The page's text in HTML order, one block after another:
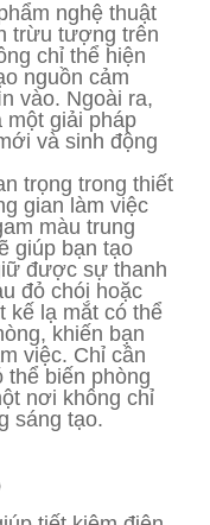
nghệ thuật
trừu tượng trên
chỉ thể hiện
nguồn cảm
vào. Ngoài ra,
một giải pháp
và sinh động
trọng trong thiết
gian làm việc
màu trung
giúp bạn tạo
được sự thanh
đỏ chói hoặc
kế lạ mắt có thể
khiến bạn
việc. Chỉ cần
thể biến phòng
nơi không chỉ
sáng tạo.